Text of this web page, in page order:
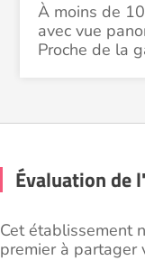
À moins de
avec vue
Proche de la
Évaluation de
Cet établissement
premier à partager